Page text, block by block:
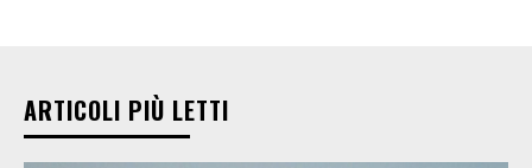
ARTICOLI PIÙ LETTI